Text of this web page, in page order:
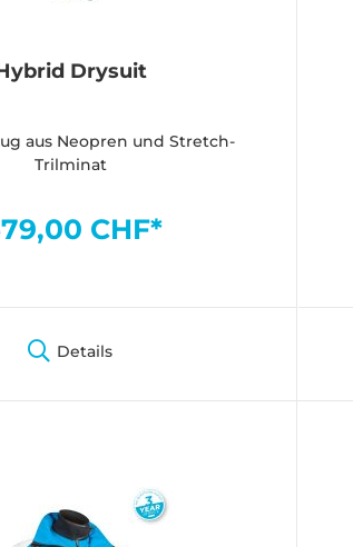
Drysuit
aus Neopren und Stretch-
Trilminat
CHF*
Details